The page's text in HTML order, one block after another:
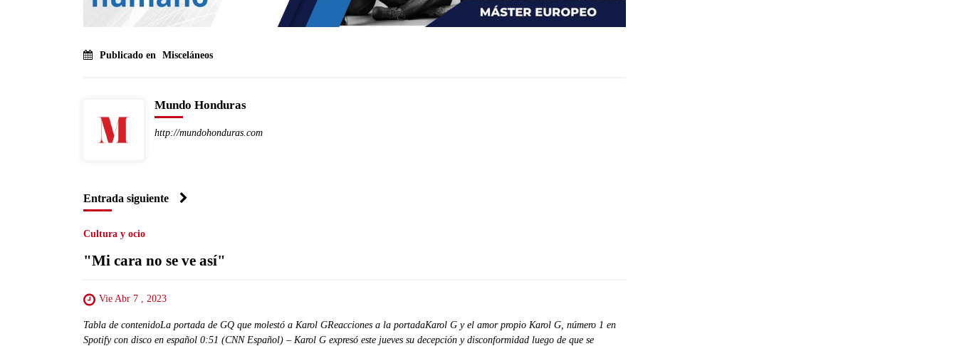
Publicado en Misceláneos
Mundo Honduras
http://mundohonduras.com
Entrada siguiente
Cultura y ocio
"Mi cara no se ve así"
Vie Abr 7 , 2023
Tabla de contenidoLa portada de GQ que molestó a Karol GReacciones a la portadaKarol G y el amor propio Karol G, número 1 en
Spotify con disco en español 0:51 (CNN Español) – Karol G expresó este jueves su decepción y disconformidad luego de que se